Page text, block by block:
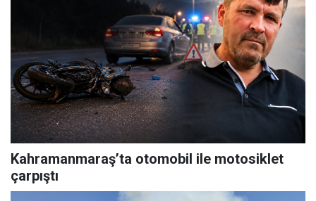
Kahramanmaraş’ta otomobil ile motosiklet
çarpıştı